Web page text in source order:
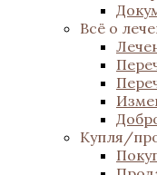
Всё о
Купля/